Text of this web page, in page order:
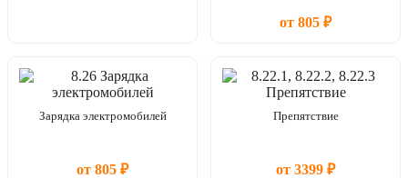
от 805 ₽
Зарядка электромобилей
от 805 ₽
Препятствие
от 3399 ₽